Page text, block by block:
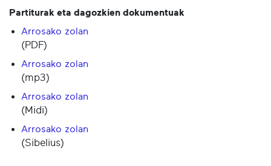
Partiturak eta dagozkien dokumentuak
Arrosako zolan
(PDF)
Arrosako zolan
(mp3)
Arrosako zolan
(Midi)
Arrosako zolan
(Sibelius)